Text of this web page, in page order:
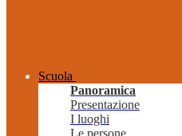
Scuola
Panoramica
Presentazione
I luoghi